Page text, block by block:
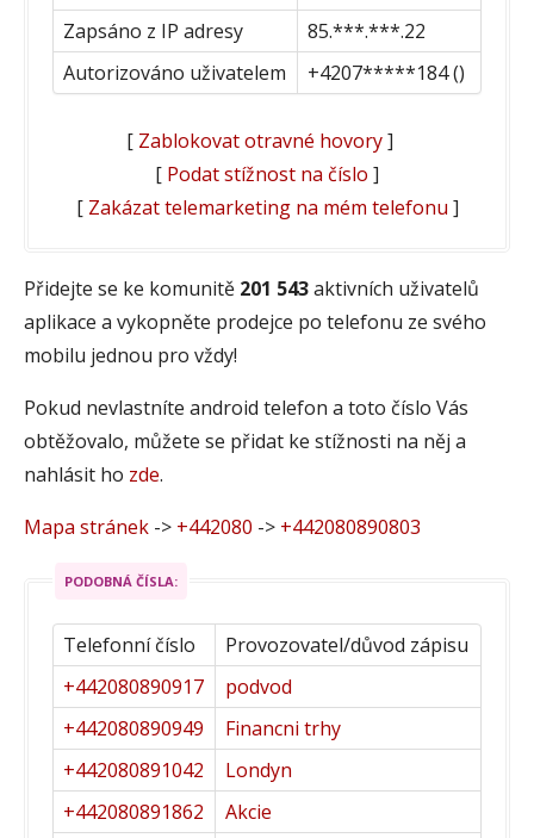
Zapsáno z IP adresy
85.***.***.22
Autorizováno uživatelem
+4207*****184 ()
[ Zablokovat otravné hovory]
[ Podat stížnost na číslo ]
[ Zakázat telemarketing na mém telefonu ]
Přidejte se ke komunitě 201 543aktivních uživatelů
aplikace a vykopněte prodejce po telefonu ze svého
mobilu jednou pro vždy!
Pokud nevlastníte android telefon a toto číslo Vás
obtěžovalo, můžete se přidat ke stížnosti na něj a
nahlásit ho zde.
Mapa stránek -> +442080 -> +442080890803
PODOBNÁ ČÍSLA:
Telefonní číslo
Provozovatel/důvod zápisu
+442080890917
podvod
+442080890949
Financni trhy
+442080891042
Londyn
+442080891862
Akcie